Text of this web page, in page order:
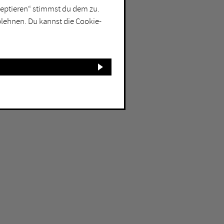
stimmst du dem zu.
Du kannst die Cookie-